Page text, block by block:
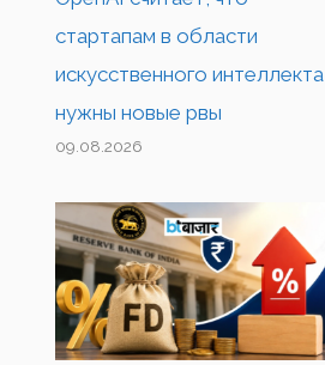
стартапам в области
искусственного интеллекта
нужны новые рвы
09.08.2026